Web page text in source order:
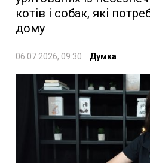
котів і собак, які
дому
06.07.2026, 09:30 Думка